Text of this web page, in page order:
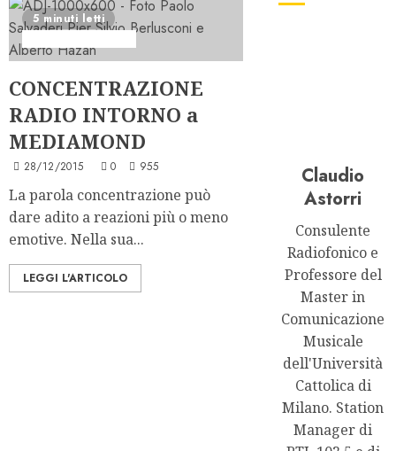
5 minuti letti
CONCENTRAZIONE
RADIO INTORNO a
MEDIAMOND
28/12/2015 0 955
La parola concentrazione può
dare adito a reazioni più o meno
emotive. Nella sua...
LEGGI L'ARTICOLO
Claudio
Astorri
Consulente
Radiofonico e
Professore del
Master in
Comunicazione
Musicale
dell'Università
Cattolica di
Milano. Station
Manager di